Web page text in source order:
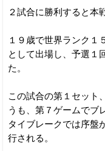
２試合に勝利すると本
１９歳で世界ランク１
として出場し、予選１
た。
この試合の第１セット
うも、第７ゲームでブ
タイブレークでは序盤
行される。